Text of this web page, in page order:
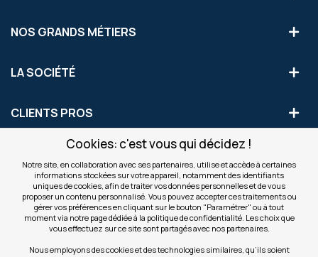
Cookies: c'est vous qui décidez !
Notre site, en collaboration avec ses partenaires, utilise et accède à certaines
informations stockées sur votre appareil, notamment des identifiants
uniques de cookies, afin de traiter vos données personnelles et de vous
proposer un contenu personnalisé. Vous pouvez accepter ces traitements ou
gérer vos préférences en cliquant sur le bouton "Paramétrer" ou à tout
moment via notre page dédiée à la politique de confidentialité. Les choix que
vous effectuez sur ce site sont partagés avec nos partenaires.
Nous employons des cookies et des technologies similaires, qu’ils soient
NOS GRANDS MÉTIERS
LA SOCIÉTÉ
CLIENTS PROS
S'INSCRIRE AUX OFFRES COMMERCIALES
Inscription
notre
newsletter
Valider